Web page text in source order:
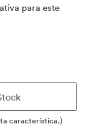
para este
característica.)